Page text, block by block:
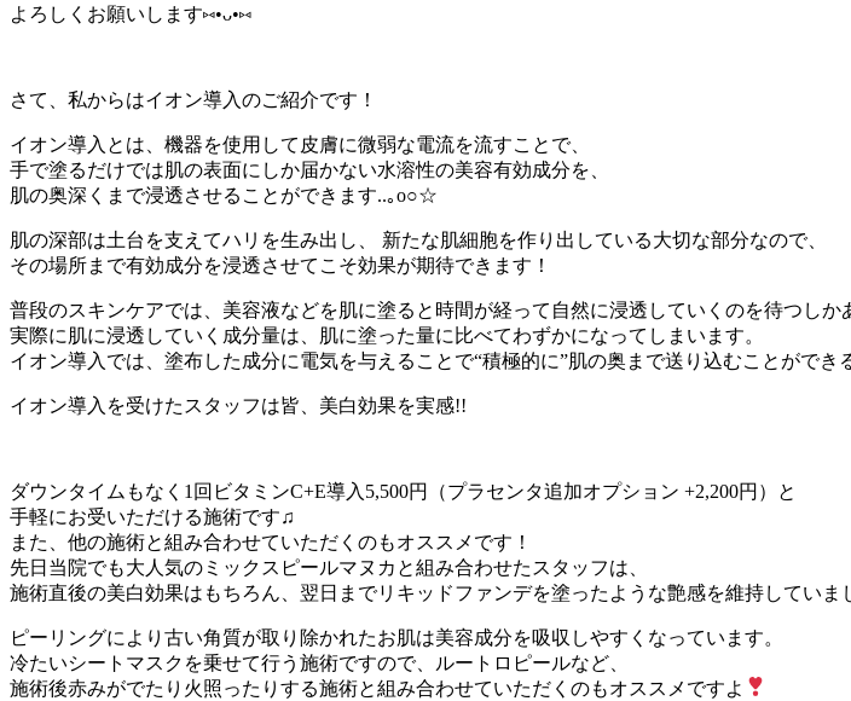
よろしくお願いします⑅•ᴗ•⑅
さて、私からはイオン導入のご紹介です！
イオン導入とは、機器を使用して皮膚に微弱な電流を流すことで、
手で塗るだけでは肌の表面にしか届かない水溶性の美容有効成分を、
肌の奥深くまで浸透させることができます..｡o○☆
肌の深部は土台を支えてハリを生み出し、 新たな肌細胞を作り出している大切な部分なので、
その場所まで有効成分を浸透させてこそ効果が期待できます！
普段のスキンケアでは、美容液などを肌に塗ると時間が経って自然に浸透していくのを待つしか
実際に肌に浸透していく成分量は、肌に塗った量に比べてわずかになってしまいます。
イオン導入では、塗布した成分に電気を与えることで“積極的に”肌の奥まで送り込むことがで
イオン導入を受けたスタッフは皆、美白効果を実感!!
ダウンタイムもなく1回ビタミンC+E導入5,500円（プラセンタ追加オプション +2,200円）と
手軽にお受いただける施術です♫
また、他の施術と組み合わせていただくのもオススメです！
先日当院でも大人気のミックスピールマヌカと組み合わせたスタッフは、
施術直後の美白効果はもちろん、翌日までリキッドファンデを塗ったような艶感を維持していま
ピーリングにより古い角質が取り除かれたお肌は美容成分を吸収しやすくなっています。
冷たいシートマスクを乗せて行う施術ですので、ルートロピールなど、
施術後赤みがでたり火照ったりする施術と組み合わせていただくのもオススメですよ